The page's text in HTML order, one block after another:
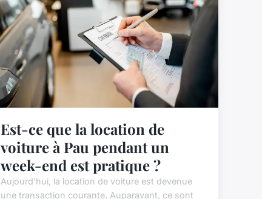
Est-ce que la location de
voiture à Pau pendant un
week-end est pratique ?
Aujourd'hui, la location de voiture est devenue
une transaction courante. Auparavant, ce sont